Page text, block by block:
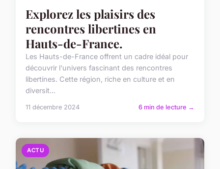
Explorez les plaisirs des
rencontres libertines en
Hauts-de-France.
Les Hauts-de-France offrent un cadre idéal pour
découvrir l'univers fascinant des rencontres
libertines. Cette région, riche en culture et en
diversit...
11 décembre 2024 6 min de lecture →
ACTU